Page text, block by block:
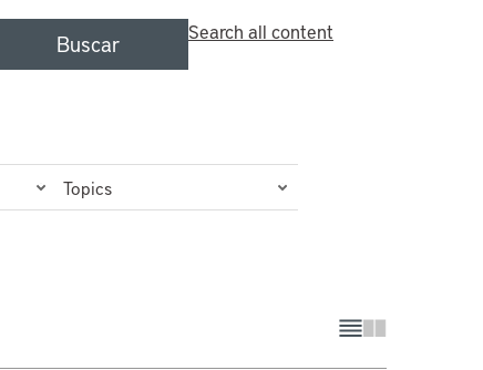
Buscar Search all content
Topics